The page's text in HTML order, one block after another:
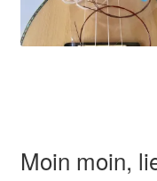
Moin moin,